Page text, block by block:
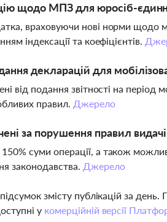
щодо МПЗ для юросіб-
враховуючи нові норми щодо
індексації та коефіцієнтів.
декларацій для
від подання звітності на період
правил. Джерело
за порушення правил
суми операції, а також
законодавства. Джерело
змісту публікацій за
у комерційній версії